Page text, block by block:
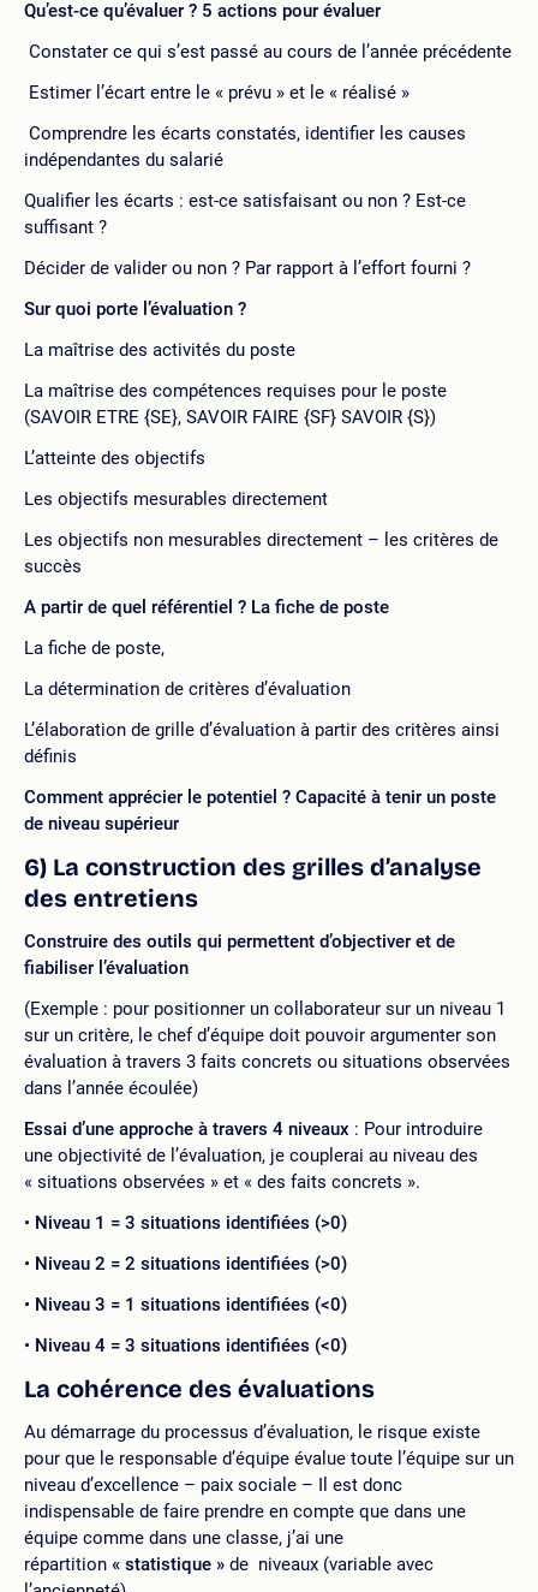
Qu’est-ce qu’évaluer ? 5 actions pour évaluer
Constater ce qui s’est passé au cours de l’année précédente
Estimer l’écart entre le « prévu » et le « réalisé »
Comprendre les écarts constatés, identifier les causes
indépendantes du salarié
Qualifier les écarts : est-ce satisfaisant ou non ? Est-ce
suffisant ?
Décider de valider ou non ? Par rapport à l’effort fourni ?
Sur quoi porte l’évaluation ?
La maîtrise des activités du poste
La maîtrise des compétences requises pour le poste
(SAVOIR ETRE {SE}, SAVOIR FAIRE {SF} SAVOIR {S})
L’atteinte des objectifs
Les objectifs mesurables directement
Les objectifs non mesurables directement – les critères de
succès
A partir de quel référentiel ? La fiche de poste
La fiche de poste,
La détermination de critères d’évaluation
L’élaboration de grille d’évaluation à partir des critères ainsi
définis
Comment apprécier le potentiel ? Capacité à tenir un poste
de niveau supérieur
6) La construction des grilles d’analyse
des entretiens
Construire des outils qui permettent d’objectiver et de
fiabiliser l’évaluation
(Exemple : pour positionner un collaborateur sur un niveau 1
sur un critère, le chef d’équipe doit pouvoir argumenter son
évaluation à travers 3 faits concrets ou situations observées
dans l’année écoulée)
Essai d’une approche à travers 4 niveaux : Pour introduire
une objectivité de l’évaluation, je couplerai au niveau des
« situations observées » et « des faits concrets ».
Niveau 1 = 3 situations identifiées (>0)
Niveau 2 = 2 situations identifiées (>0)
Niveau 3 = 1 situations identifiées (<0)
Niveau 4 = 3 situations identifiées (<0)
La cohérence des évaluations
Au démarrage du processus d’évaluation, le risque existe
pour que le responsable d’équipe évalue toute l’équipe sur un
niveau d’excellence – paix sociale – Il est donc
indispensable de faire prendre en compte que dans une
équipe comme dans une classe, j’ai une
répartition « statistique » de niveaux (variable avec